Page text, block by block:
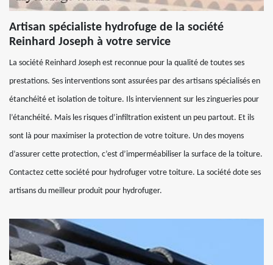
Artisan spécialiste hydrofuge de la société
Reinhard Joseph à votre service
La société Reinhard Joseph est reconnue pour la qualité de toutes ses
prestations. Ses interventions sont assurées par des artisans spécialisés en
étanchéité et isolation de toiture. Ils interviennent sur les zingueries pour
l’étanchéité. Mais les risques d’infiltration existent un peu partout. Et ils
sont là pour maximiser la protection de votre toiture. Un des moyens
d’assurer cette protection, c’est d’imperméabiliser la surface de la toiture.
Contactez cette société pour hydrofuger votre toiture. La société dote ses
artisans du meilleur produit pour hydrofuger.